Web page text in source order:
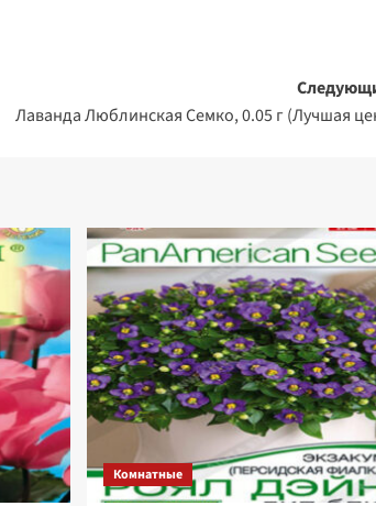
Лаванда Люблинская Семко, 0.05 г (Лучшая
Комнатные